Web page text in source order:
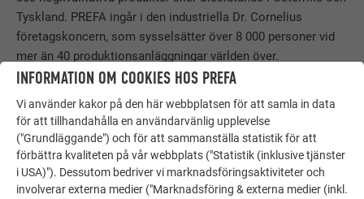
Tyskland. PREFA ingår i den industriella Dr. Cornelius
företagskoncern, som sysselsätter över 8 000 personer vid
mer än 40 produktionsanläggningar världen över.
PRESSETEXT ZUM OBJEKT
PDF 2019 03 PREFArenzen Budapest kurz No3
INFORMATION OM COOKIES HOS PREFA
Vi använder kakor på den här webbplatsen för att samla in data
för att tillhandahålla en användarvänlig upplevelse
("Grundläggande") och för att sammanställa statistik för att
förbättra kvaliteten på vår webbplats ("Statistik (inklusive tjänster
i USA)"). Dessutom bedriver vi marknadsföringsaktiviteter och
involverar externa medier ("Marknadsföring & externa medier (inkl.